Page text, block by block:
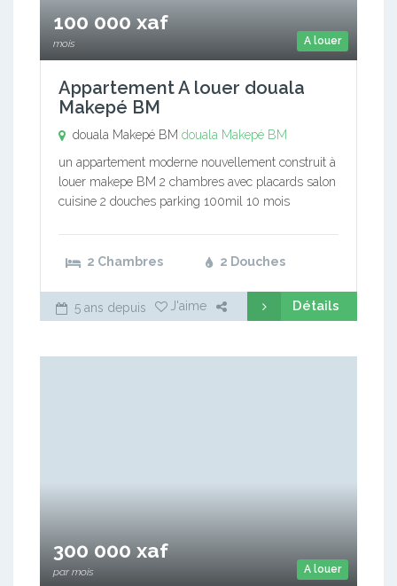
A louer
100 000 xaf
mois
Appartement A louer douala
Makepé BM
douala Makepé BM douala Makepé BM
un appartement moderne nouvellement construit à
louer makepe BM 2 chambres avec placards salon
cuisine 2 douches parking 100mil 10 mois
2 Chambres 2 Douches
5 ans depuis J'aime Détails
A louer
300 000 xaf
par mois